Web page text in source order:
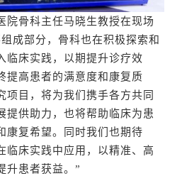
骨科主任马晓生教授在现场
成部分，骨科也在积极探索和
临床实践，以期提升诊疗效
提高患者的满意度和康复质
项目，将为我们携手各方共同
提供助力，也将帮助临床为患
康复希望。同时我们也期待
床实践中应用，以精准、高
升患者获益。”